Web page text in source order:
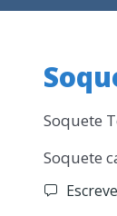
Soquete
Soquete